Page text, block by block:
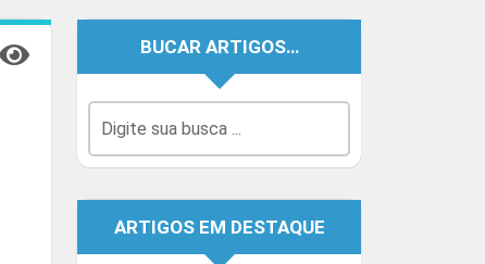
BUCAR ARTIGOS…
ARTIGOS EM DESTAQUE